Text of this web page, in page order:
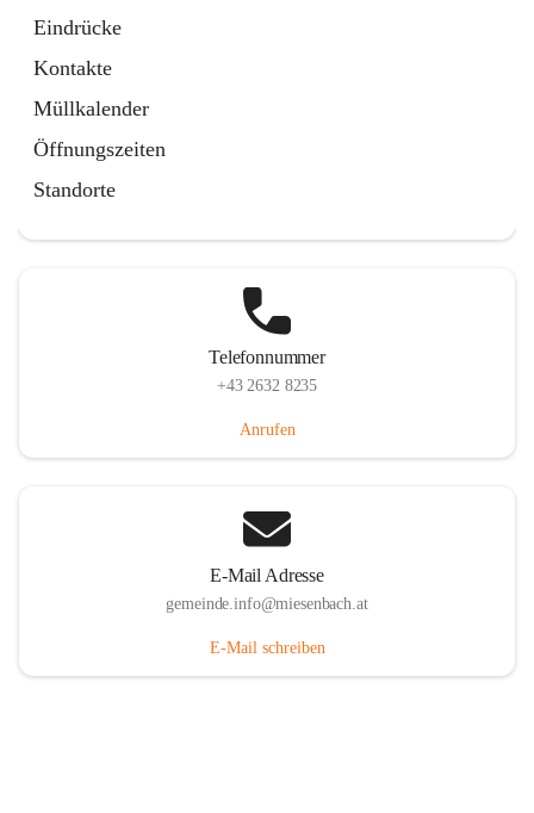
Eindrücke
Kontakte
Müllkalender
Öffnungszeiten
Standorte
Telefonnummer
+43 2632 8235
Anrufen
E-Mail Adresse
gemeinde.info@miesenbach.at
E-Mail schreiben